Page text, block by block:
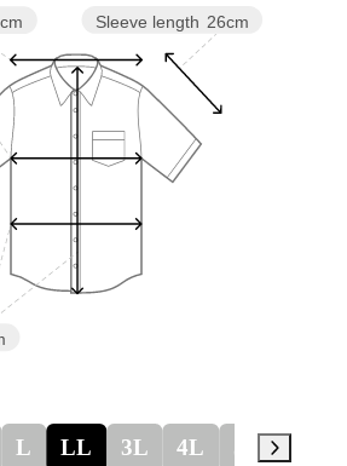
Sleeve length 26cm
L LL 3L 4L